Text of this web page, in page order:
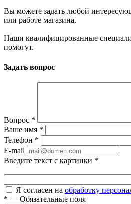
Вы можете задать любой
или работе магазина.
Наши квалифицированные
помогут.
Задать вопрос
Вопрос *
Ваше имя *
Телефон *
E-mail
Введите текст с картинки *
Я согласен на обработку
* — Обязательные поля